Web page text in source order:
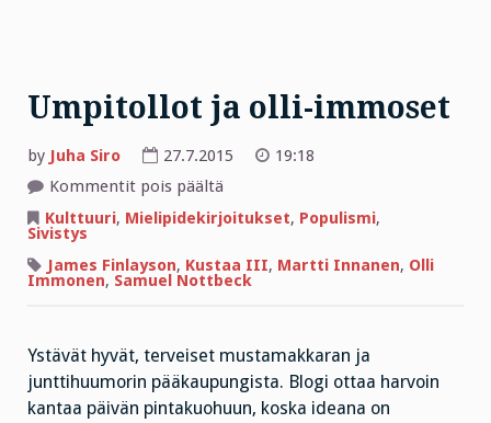
Umpitollot ja olli-immoset
by Juha Siro 27.7.2015
19:18
Kommentit pois päältä
ja
Kulttuuri, Mielipidekirjoitukset, Populismi,
Sivistys
James Finlayson, Kustaa III, Martti Innanen, Olli
Immonen, Samuel Nottbeck
Ystävät hyvät, terveiset mustamakkaran ja
junttihuumorin pääkaupungista. Blogi ottaa harvoin
kantaa päivän pintakuohuun, koska ideana on